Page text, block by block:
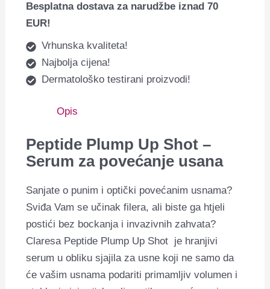
Besplatna dostava za narudžbe iznad 70
EUR!
Vrhunska kvaliteta!
Najbolja cijena!
Dermatološko testirani proizvodi!
Opis
Peptide Plump Up Shot –
Serum za povećanje usana
Sanjate o punim i optički povećanim usnama?
Sviđa Vam se učinak filera, ali biste ga htjeli
postići bez bockanja i invazivnih zahvata?
Claresa Peptide Plump Up Shot je hranjivi
serum u obliku sjajila za usne koji ne samo da
će vašim usnama podariti primamljiv volumen i